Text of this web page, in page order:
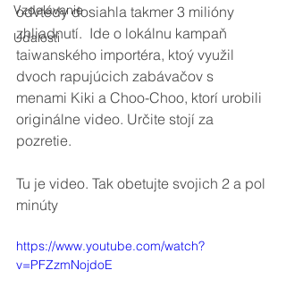
Vzdelávanie
Udalosti
odvtedy dosiahla takmer 3 milióny
zhliadnutí.  Ide o lokálnu kampaň
taiwanského importéra, ktoý využil
dvoch rapujúcich zabávačov s
menami Kiki a Choo-Choo, ktorí urobili
originálne video. Určite stojí za
pozretie.
Tu je video. Tak obetujte svojich 2 a pol
minúty
https://www.youtube.com/watch?
v=PFZzmNojdoE